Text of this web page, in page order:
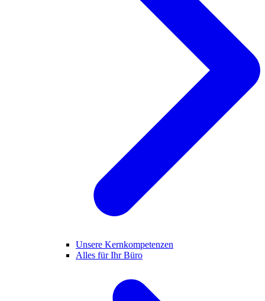
Unsere Kernkompetenzen
Alles für Ihr Büro